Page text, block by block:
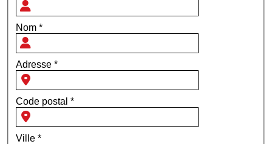
Nom *
Adresse *
Code postal *
Ville *